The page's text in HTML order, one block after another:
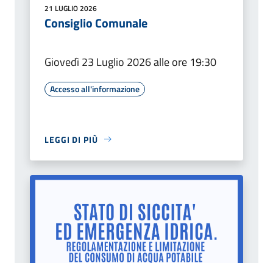
21 LUGLIO 2026
Consiglio Comunale
Giovedì 23 Luglio 2026 alle ore 19:30
Accesso all'informazione
LEGGI DI PIÙ